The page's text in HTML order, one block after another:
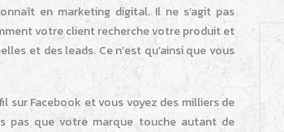
en marketing digital. Il ne s’agit pas
votre client recherche votre produit et
et des leads. Ce n’est qu’ainsi que vous
sur Facebook et vous voyez des milliers de
pas que votre marque touche autant de